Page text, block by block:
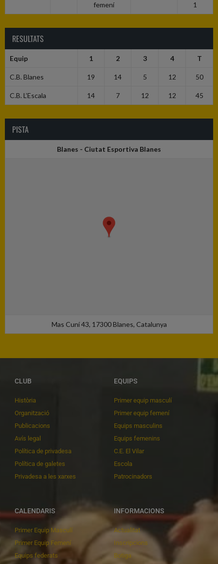
femení
1
RESULTATS
Equip 1 2 3 4 T
C.B. Blanes 19 14 5 12 50
C.B. L’Escala 14 7 12 12 45
PISTA
Blanes - Ciutat Esportiva Blanes
Mas Cuní 43, 17300 Blanes, Catalunya
CLUB
Història
Organització
Publicacions
Avís legal
Política de privadesa
Política de galetes
Privadesa a les xarxes
EQUIPS
Primer equip masculí
Primer equip femení
Equips masculins
Equips femenins
C.E. El Vilar
Escola
Patrocinadors
CALENDARIS
Primer Equip Masculí
Primer Equip Femení
Equips federats
INFORMACIONS
Actualitat
Inscripcions
Botiga